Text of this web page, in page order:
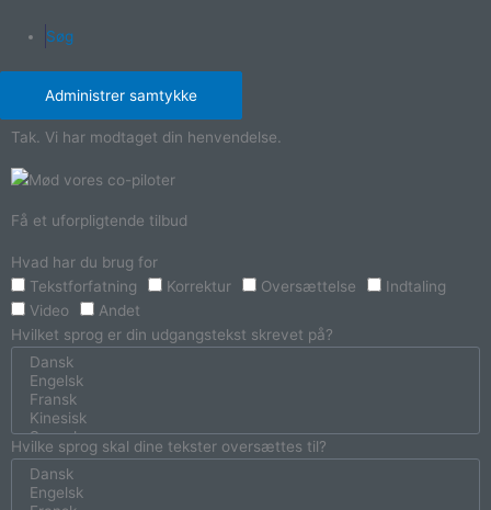
Søg
Administrer samtykke
Tak. Vi har modtaget din henvendelse.
Få et uforpligtende tilbud
Hvad har du brug for
Tekstforfatning
Korrektur Oversættelse
Indtaling
Video
Andet
Hvilket sprog er din udgangstekst skrevet på?
Hvilke sprog skal dine tekster oversættes til?